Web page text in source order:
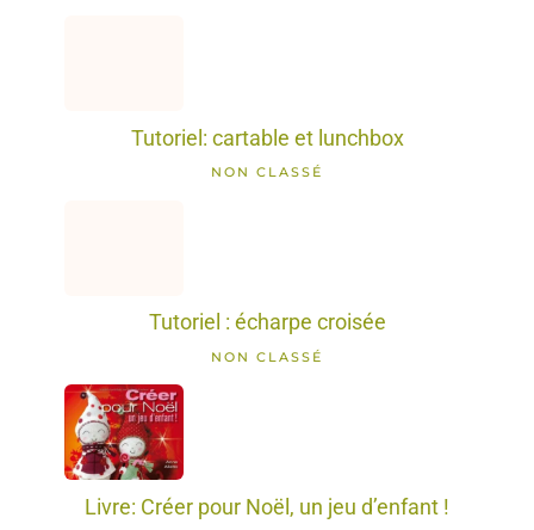
Tutoriel: cartable et lunchbox
NON CLASSÉ
Tutoriel : écharpe croisée
NON CLASSÉ
Livre: Créer pour Noël, un jeu d’enfant !